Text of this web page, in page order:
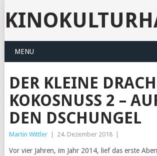
MENU
DER KLEINE
KOKOSNUSS 2 –
DEN DSCHUNGEL
Martin Wittler 24. Dezember 2018
Vor vier Jahren, im Jahr 2014, lief das erste